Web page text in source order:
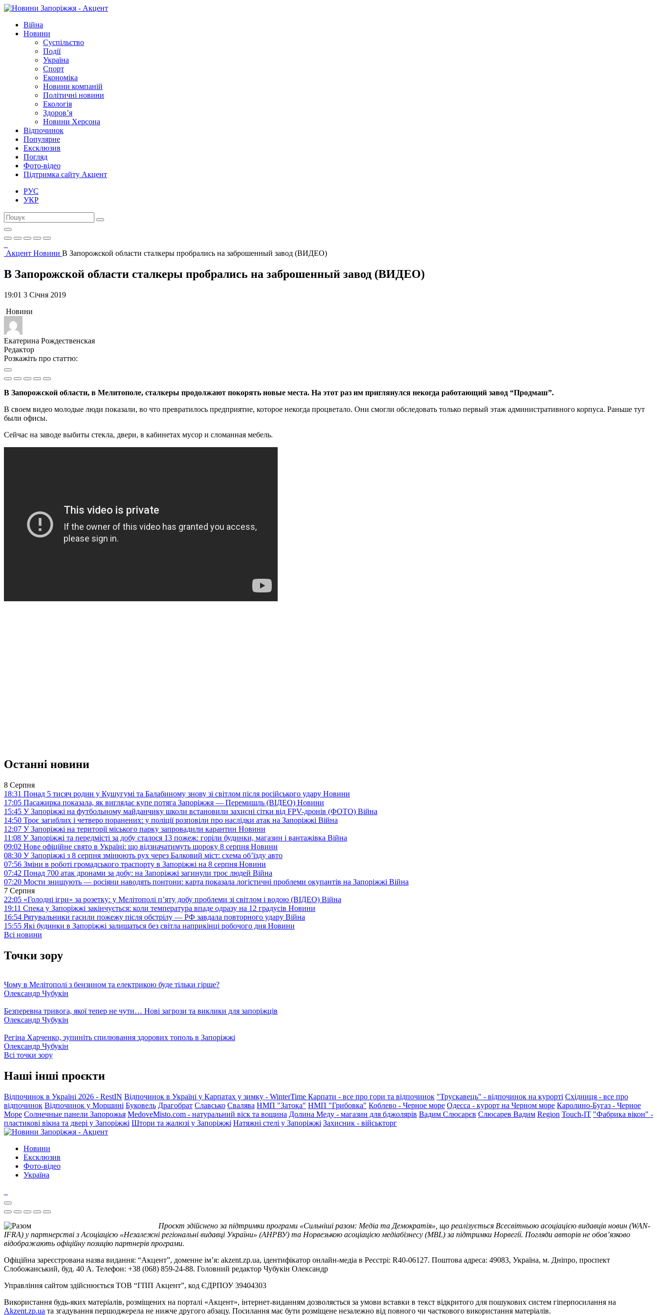
Війна
Новини
Суспільство
Події
Україна
Спорт
Економіка
Новини компаній
Політичні новини
Екологія
Здоров’я
Новини Херсона
Відпочинок
Популярне
Ексклюзив
Погляд
Фото-відео
Підтримка сайту Акцент
РУС
УКР
Акцент Новини В Запорожской области сталкеры пробрались на заброшенный завод (ВИДЕО)
В Запорожской области сталкеры пробрались на заброшенный завод (ВИДЕО)
19:01 3 Січня 2019
Новини
Екатерина Рождественская
Редактор
Розкажіть про статтю:
В Запорожской области, в Мелитополе, сталкеры продолжают покорять новые места. На этот раз им приглянулся некогда работающий завод “Продмаш”.
В своем видео молодые люди показали, во что превратилось предприятие, которое некогда процветало. Они смогли обследовать только первый этаж административного корпуса. Раньше тут
были офисы.
Сейчас на заводе выбиты стекла, двери, в кабинетах мусор и сломанная мебель.
Останні новини
8 Серпня
18:31 Понад 5 тисяч родин у Кушугумі та Балабиному знову зі світлом після російського удару Новини
17:05 Пасажирка показала, як виглядає купе потяга Запоріжжя — Перемишль (ВІДЕО) Новини
15:45 У Запоріжжі на футбольному майданчику школи встановили захисні сітки від FPV-дронів (ФОТО) Війна
14:50 Троє загиблих і четверо поранених: у поліції розповіли про наслідки атак на Запоріжжі Війна
12:07 У Запоріжжі на території міського парку запровадили карантин Новини
11:08 У Запоріжжі та передмісті за добу сталося 13 пожеж: горіли будинки, магазин і вантажівка Війна
09:02 Нове офіційне свято в Україні: що відзначатимуть щороку 8 серпня Новини
08:30 У Запоріжжі з 8 серпня змінюють рух через Балковий міст: схема об’їзду авто
07:56 Зміни в роботі громадського траспорту в Запоріжжі на 8 серпня Новини
07:42 Понад 700 атак дронами за добу: на Запоріжжі загинули троє людей Війна
07:20 Мости знищують — росіяни наводять понтони: карта показала логістичні проблеми окупантів на Запоріжжі Війна
7 Серпня
22:05 «Голодні ігри» за розетку: у Мелітополі п’яту добу проблеми зі світлом і водою (ВІДЕО) Війна
19:11 Спека у Запоріжжі закінчується: коли температура впаде одразу на 12 градусів Новини
16:54 Рятувальники гасили пожежу після обстрілу — РФ завдала повторного удару Війна
15:55 Які будинки в Запоріжжі залишаться без світла наприкінці робочого дня Новини
Всі новини
Точки зору
Чому в Мелітополі з бензином та електрикою буде тільки гірше?
Олександр Чубукін
Безперевна тривога, якої тепер не чути… Нові загрози та виклики для запоріжців
Олександр Чубукін
Регіна Харченко, зупиніть спилювання здорових тополь в Запоріжжі
Олександр Чубукін
Всі точки зору
Наші інші проєкти
Відпочинок в Україні 2026 - RestIN Відпочинок в Україні у Карпатах у зимку - WinterTime Карпати - все про гори та відпочинок "Трускавець" - відпочинок на курорті Східниця - все про
відпочинок Відпочинок у Моршині Буковель Драгобрат Славсько Свалява НМП "Затока" НМП "Грибовка" Коблево - Черное море Одесса - курорт на Черном море Каролино-Бугаз - Черное
Море Солнечные панели Запорожья MedoveMisto.com - натуральний віск та вощина Долина Меду - магазин для бджолярів Вадим Слюсарєв Слюсарев Вадим Region Touch-IT "Фабрика вікон" -
пластикові вікна та двері у Запоріжжі Штори та жалюзі у Запоріжжі Натяжні стелі у Запоріжжі Захисник - військторг
Новини
Ексклюзив
Фото-відео
Україна
Проєкт здійснено за підтримки програми «Сильніші разом: Медіа та Демократія», що реалізується Всесвітньою асоціацією видавців новин (WAN-
IFRA) у партнерстві з Асоціацією «Незалежні регіональні видавці України» (АНРВУ) та Норвезькою асоціацією медіабізнесу (MBL) за підтримки Норвегії. Погляди авторів не обов’язково
відображають офіційну позицію партнерів програми.
Офіційна зареєстрована назва видання: “Акцент”, доменне ім’я: akzent.zp.ua, ідентифікатор онлайн-медіа в Реєстрі: R40-06127. Поштова адреса: 49083, Україна, м. Дніпро, проспект
Слобожанський, буд. 40 А. Телефон: +38 (068) 859-24-88. Головний редактор Чубукін Олександр
Управління сайтом здійснюється ТОВ “ГПП Акцент”, код ЄДРПОУ 39404303
Використання будь-яких матеріалів, розміщених на порталі «Акцент», інтернет-виданням дозволяється за умови вставки в текст відкритого для пошукових систем гіперпосилання на
Akzent.zp.ua та згадування першоджерела не нижче другого абзацу. Посилання має бути розміщене незалежно від повного чи часткового використання матеріалів.